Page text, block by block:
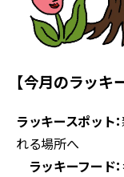
【今月のラッキ
ラッキースポット：
れる場所へ
ラッキーフード：